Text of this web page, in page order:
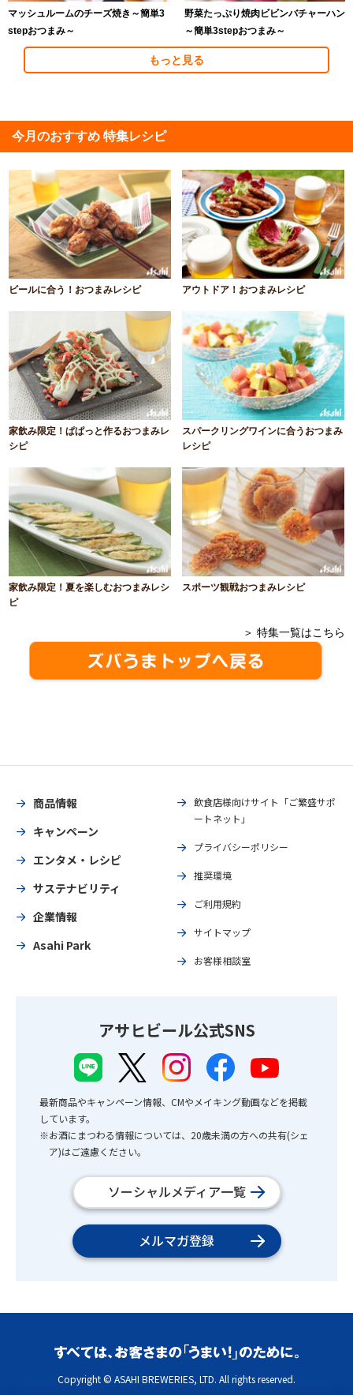
マッシュルームのチーズ焼き～簡単3
stepおつまみ～
野菜たっぷり焼肉ビビンバチャーハン
～簡単3stepおつまみ～
もっと見る
今月のおすすめ 特集レシピ
ビールに合う！おつまみレシピ アウトドア！おつまみレシピ
家飲み限定！ぱぱっと作るおつまみレ
シピ
スパークリングワインに合うおつまみ
レシピ
家飲み限定！夏を楽しむおつまみレシ
ピ
スポーツ観戦おつまみレシピ
＞ 特集一覧はこちら
商品情報
キャンペーン
エンタメ・レシピ
サステナビリティ
企業情報
Asahi Park
飲食店様向けサイト「ご繁盛サポ
ートネット」
プライバシーポリシー
推奨環境
ご利用規約
サイトマップ
お客様相談室
アサヒビール公式SNS
最新商品やキャンペーン情報、CMやメイキング動画などを掲載
しています。
※お酒にまつわる情報については、20歳未満の方への共有(シェ
ア)はご遠慮ください。
ソーシャルメディア一覧
メルマガ登録
Copyright © ASAHI BREWERIES, LTD. All rights reserved.